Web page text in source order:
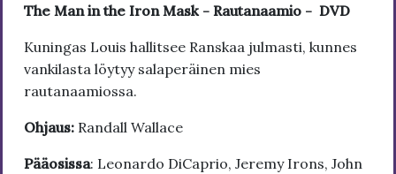
The Man in the Iron Mask - Rautanaamio - DVD
Kuningas Louis hallitsee Ranskaa julmasti, kunnes
vankilasta löytyy salaperäinen mies
rautanaamiossa.
Ohjaus: Randall Wallace
Pääosissa: Leonardo DiCaprio, Jeremy Irons, John